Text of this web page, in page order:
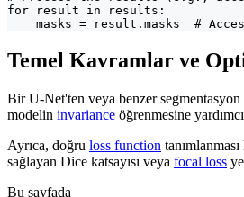
for result in results:
masks = result.masks  #
Temel Kavramlar ve
Bir U-Net'ten veya benzer
modelin invariance öğrenmesine
Ayrıca, doğru loss function
sağlayan Dice katsayısı veya focal loss
Bu sayfada